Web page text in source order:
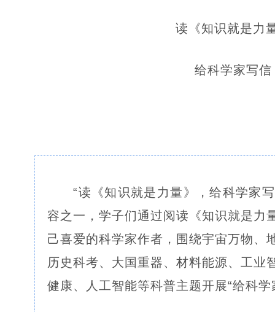
读《知识就是力
给科学家写信
“读《知识就是力量》，给科学家
容之一，学子们通过阅读《知识就是力
己喜爱的科学家作者，围绕宇宙万物、
历史科考、大国重器、材料能源、工业
健康、人工智能等科普主题开展“给科学